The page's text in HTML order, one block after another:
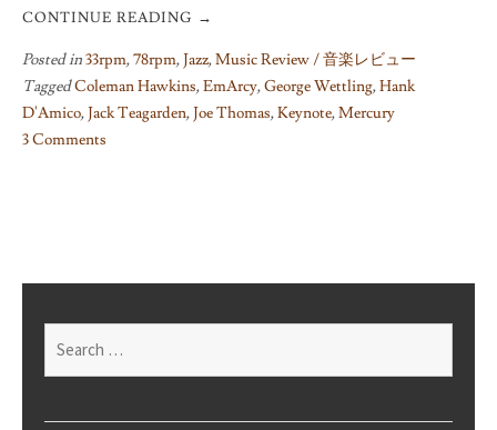
CONTINUE READING →
Posted in33rpm,78rpm,Jazz,Music Review / 音楽レビュー
TaggedColeman Hawkins,EmArcy,George Wettling,Hank
D'Amico,Jack Teagarden,Joe Thomas,Keynote,Mercury
3 Comments
for: